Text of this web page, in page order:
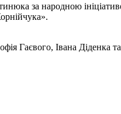
за народною
Гаєвого, Івана Діденка